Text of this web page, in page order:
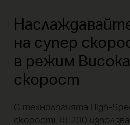
на супер
в режим Висока
скорост
С технологията High-
скорост), RE200